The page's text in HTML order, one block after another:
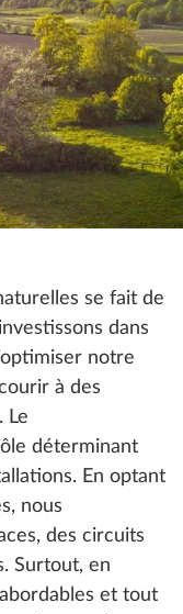
se fait de
dans
notre
à des
Le
déterminant
En optant
nous
des circuits
Surtout, en
et tout